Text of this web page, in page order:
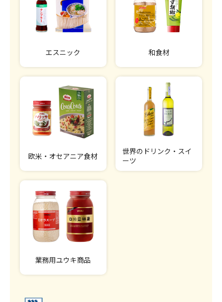
エスニック 和食材
欧米・オセアニア食材
世界のドリンク・スイ
ーツ
業務用ユウキ商品